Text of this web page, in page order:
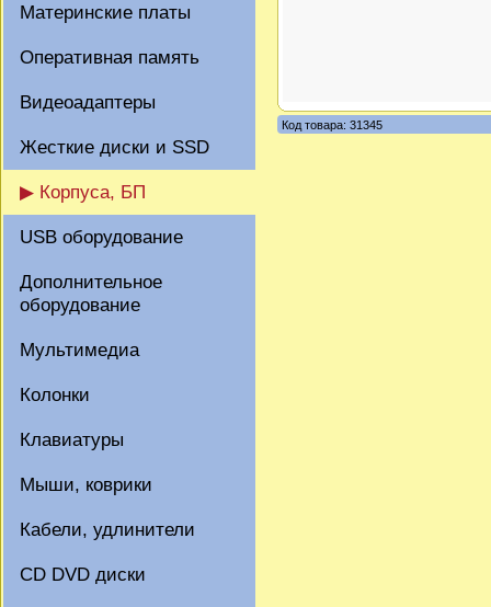
Материнские платы
Оперативная память
Видеоадаптеры
Жесткие диски и SSD
▶ Корпуса, БП
USB оборудование
Дополнительное
оборудование
Мультимедиа
Колонки
Клавиатуры
Мыши, коврики
Кабели, удлинители
CD DVD диски
Код товара: 31345